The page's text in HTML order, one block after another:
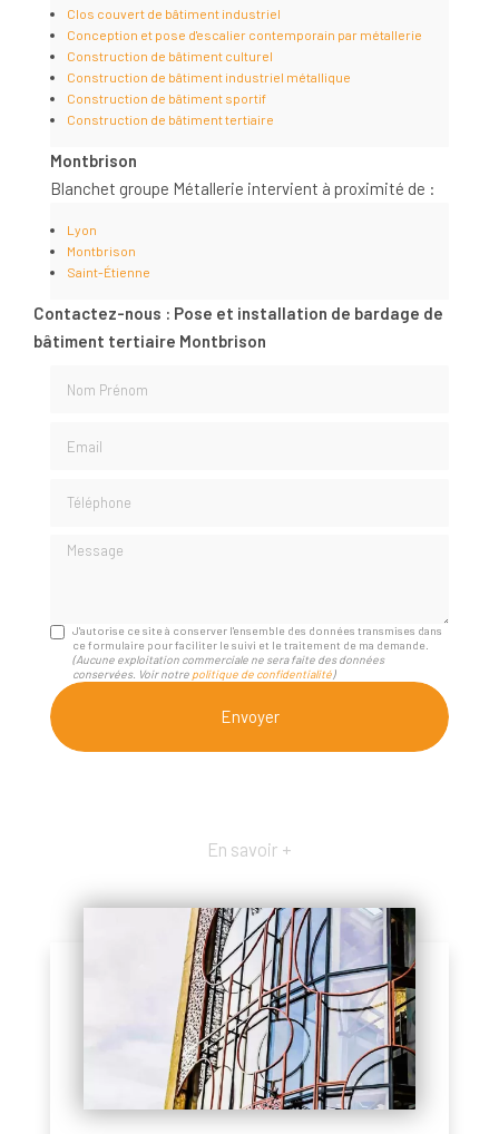
Clos couvert de bâtiment industriel
Conception et pose d'escalier contemporain par métallerie
Construction de bâtiment culturel
Construction de bâtiment industriel métallique
Construction de bâtiment sportif
Construction de bâtiment tertiaire
Montbrison
Blanchet groupe Métallerie intervient à proximité de :
Lyon
Montbrison
Saint-Étienne
Contactez-nous : Pose et installation de bardage de
bâtiment tertiaire Montbrison
Message
J'autorise ce site à conserver l'ensemble des données transmises dans
ce formulaire pour faciliter le suivi et le traitement de ma demande.
(Aucune exploitation commerciale ne sera faite des données
conservées. Voir notre politique de confidentialité)
En savoir +